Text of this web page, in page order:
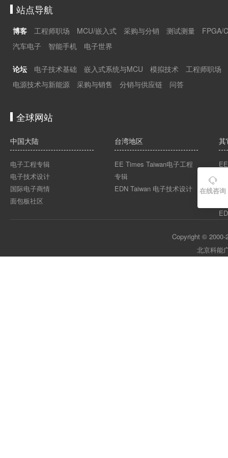
站点导航
博客 工程师职场 MCU/嵌入式 采购与分销 测试测量
FPGA/
汽车电子
智能手机 电子世界
论坛 电子技术基础 嵌入式系统与MCU 模拟技术
工程师职场
电源技术与新能源
采购与销售 分销与供应链 问答
全球网站
中国大陆
电子工程专辑
电子技术设计
国际电子商情
面包板社区
台湾地区
EE Times Taiwan电子工程
专辑
EDN Taiwan 电子技术设计
其
Copyright © 2000-
北京科能

在线咨询